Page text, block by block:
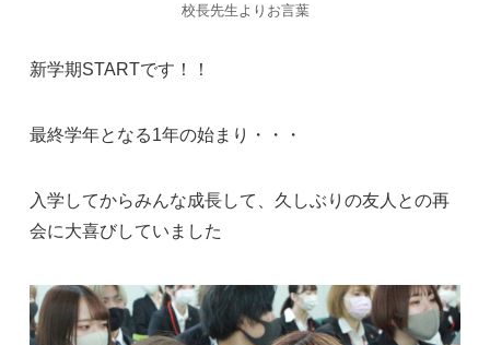
校長先生よりお言葉
新学期STARTです！！
最終学年となる1年の始まり・・・
入学してからみんな成長して、久しぶりの友人との再
会に大喜びしていました